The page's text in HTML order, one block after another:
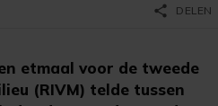
etmaal voor de tweede
(RIVM) telde tussen
share DELEN